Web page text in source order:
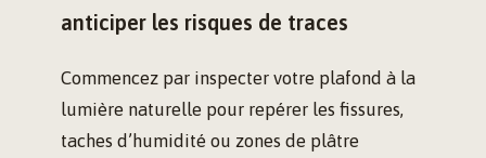
anticiper les risques de traces
Commencez par inspecter votre plafond à la
lumière naturelle pour repérer les fissures,
taches d’humidité ou zones de plâtre